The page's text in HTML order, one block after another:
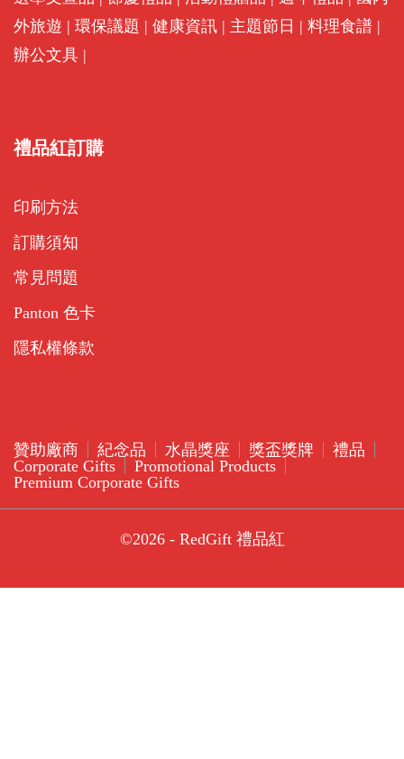
外旅遊 | 環保議題 | 健康資訊 | 主題節日 | 料理食譜 |
辦公文具 |
禮品紅訂購
印刷方法
訂購須知
常見問題
Panton 色卡
隱私權條款
贊助廠商 紀念品 水晶獎座 獎盃獎牌
禮品
Corporate Gifts
Promotional Products
Premium Corporate Gifts
©2026 - RedGift 禮品紅